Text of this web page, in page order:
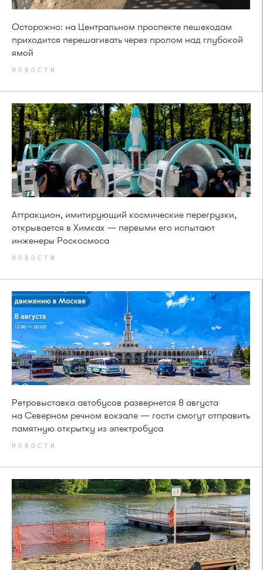
Осторожно: на Центральном проспекте пешеходам
приходится перешагивать через пролом над глубокой
ямой
НОВОСТИ
Аттракцион, имитирующий космические перегрузки,
открывается в Химках — первыми его испытают
инженеры Роскосмоса
НОВОСТИ
Ретровыставка автобусов развернется 8 августа
на Северном речном вокзале — гости смогут отправить
памятную открытку из электробуса
НОВОСТИ